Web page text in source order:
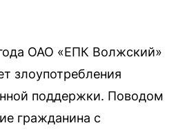
ОАО «ЕПК Волжский»
злоупотребления
поддержки. Поводом
гражданина с